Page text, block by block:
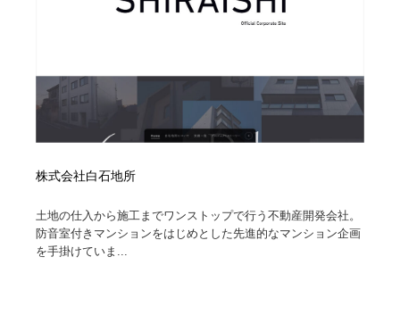
株式会社白石地所
土地の仕入から施工までワンストップで行う不動産開発会社。
防音室付きマンションをはじめとした先進的なマンション企画
を手掛けていま...